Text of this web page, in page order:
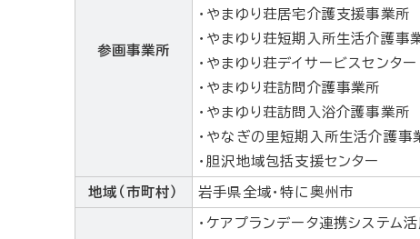
参画事業所
・やまゆり荘居宅介護支援事業所
・やまゆり荘短期入所生活介護事
・やまゆり荘デイサービスセンター
・やまゆり荘訪問介護事業所
・やまゆり荘訪問入浴介護事業所
・やなぎの里短期入所生活介護事
・胆沢地域包括支援センター
地域（市町村） 岩手県全域・特に奥州市
・ケアプランデータ連携システム